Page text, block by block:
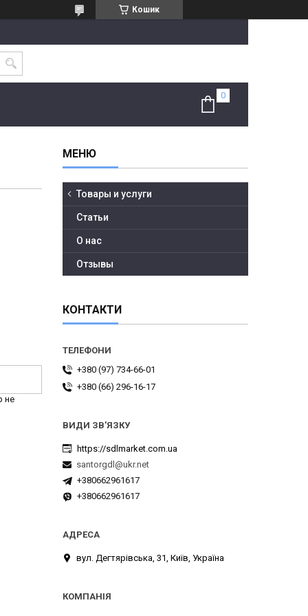
Кошик
не
Товары и услуги
Статьи
О нас
Отзывы
КОНТАКТИ
+380 (97) 734-66-01
+380 (66) 296-16-17
https://sdlmarket.com.ua
santorgdl@ukr.net
+380662961617
+380662961617
вул. Дегтярівська, 31, Київ, Україна